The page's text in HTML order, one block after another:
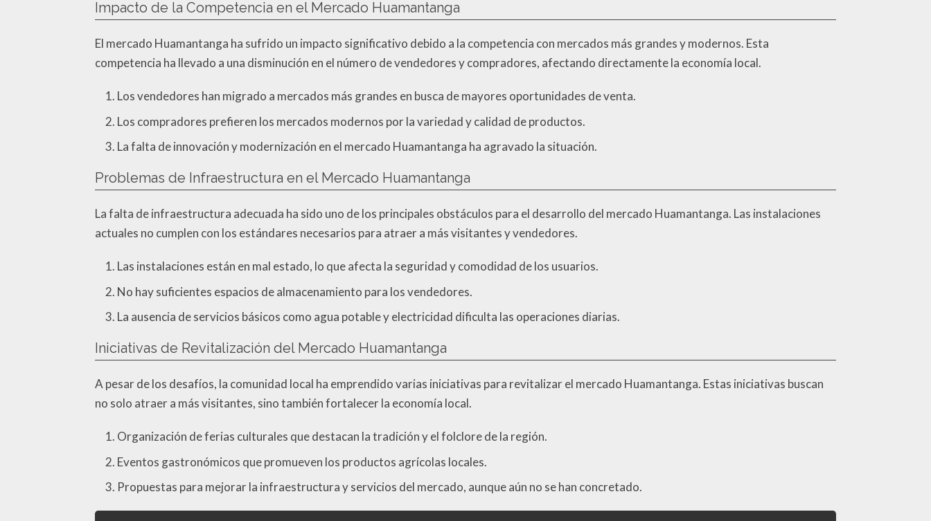
Impacto de la Competencia en el Mercado Huamantanga
El mercado Huamantanga ha sufrido un impacto significativo debido a la competencia con mercados más grandes y modernos. Esta
competencia ha llevado a una disminución en el número de vendedores y compradores, afectando directamente la economía local.
Los vendedores han migrado a mercados más grandes en busca de mayores oportunidades de venta.
Los compradores prefieren los mercados modernos por la variedad y calidad de productos.
La falta de innovación y modernización en el mercado Huamantanga ha agravado la situación.
Problemas de Infraestructura en el Mercado Huamantanga
La falta de infraestructura adecuada ha sido uno de los principales obstáculos para el desarrollo del mercado Huamantanga. Las instalaciones
actuales no cumplen con los estándares necesarios para atraer a más visitantes y vendedores.
Las instalaciones están en mal estado, lo que afecta la seguridad y comodidad de los usuarios.
No hay suficientes espacios de almacenamiento para los vendedores.
La ausencia de servicios básicos como agua potable y electricidad dificulta las operaciones diarias.
Iniciativas de Revitalización del Mercado Huamantanga
A pesar de los desafíos, la comunidad local ha emprendido varias iniciativas para revitalizar el mercado Huamantanga. Estas iniciativas buscan
no solo atraer a más visitantes, sino también fortalecer la economía local.
Organización de ferias culturales que destacan la tradición y el folclore de la región.
Eventos gastronómicos que promueven los productos agrícolas locales.
Propuestas para mejorar la infraestructura y servicios del mercado, aunque aún no se han concretado.